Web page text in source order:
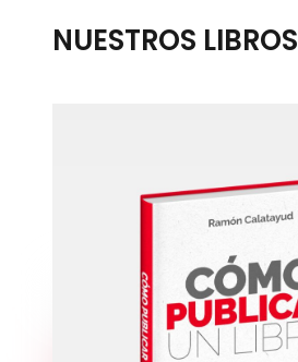
NUESTROS LIBROS